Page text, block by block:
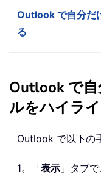
Outlook で自分だ
る
Outlook で
ルをハイラ
Outlook で以下の
1。「表示 」タブ